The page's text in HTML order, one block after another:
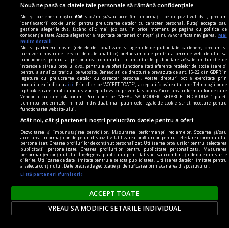
centenar - eugen barbu
Groapa, cazul și centenarul
Eugen Barbu (20 februarie 1924 – 7 septembrie
1993) este, probabil, cel mai detestabil și mai
controversat scriitor român din postbelicul
literar românesc.
Marius CHIVU
Nouă ne pasă ca datele tale personale să rămână confidențiale
Noi și partenerii noștri606 stocăm și/sau accesăm informații pe dispozitivul dvs., precum
identificatorii cookie unici pentru prelucrarea datelor cu caracter personal. Puteți accepta sau
gestiona alegerile dvs. făcând clic mai jos sau în orice moment, pe pagina cu politica de
confidențialitate. Aceste alegeri vor fi raportate partenerilor noștri și nu vă vor afecta navigarea.
Mai
multe detalii
Noi si partenerii nostri (retelele de socializare si agentiile de publicitate partenere, precum si
furnizorii nostri de servicii de date analitice) prelucram date pentru a permite website-ului sa
functioneze, pentru a personaliza continutul si anunturile publicitare afisate in functie de
interesele si/sau profilul dvs., pentru a va oferi functionalitati aferente retelelor de socializare si
pentru a analiza traficul pe website. Beneficiati de drepturile prevazute de art. 15-22 din GDPR in
legatura cu prelucrarea datelor cu caracter personal. Aceste drepturi pot fi exercitate prin
modalitatea indicataaici
. Prin click pe “ACCEPT TOATE”, acceptati folosirea tuturor Tehnologiilor de
tip Cookie, care implica inclusiv acceptul dvs. cu privire la stocarea/accesarea informatiilor de catre
Vendor-ii cu care colaboram. Prin click pe “VREAU SA MODIFIC SETARILE INDIVIDUAL” puteti
schimba preferintele in mod individual, mai putin cele legate de cookie strict necesare pentru
functionarea website-ului.
Atât noi, cât și partenerii noștri prelucrăm datele pentru a oferi:
Dezvoltarea și îmbunătățirea serviciilor. Măsurarea performanței reclamelor. Stocarea și/sau
accesarea informațiilor de pe un dispozitiv. Utilizarea profilurilor pentru selectarea conținutului
personalizat. Crearea profilurilor de conținut personalizat. Utilizarea profilurilor pentru selectarea
publicității personalizate. Crearea profilurilor pentru publicitate personalizată. Măsurarea
performanței conținutului. Înțelegerea publicului prin statistici sau combinații de date din surse
diferite. Utilizarea de date limitate pentru a selecta publicitatea. Utilizarea datelor limitate pentru
a selecta conținutul. Date precise de geolocație și identificarea prin scanarea dispozitivului.
Listă parteneri (furnizori)
ACCEPT TOATE
VREAU SA MODIFIC SETARILE INDIVIDUAL